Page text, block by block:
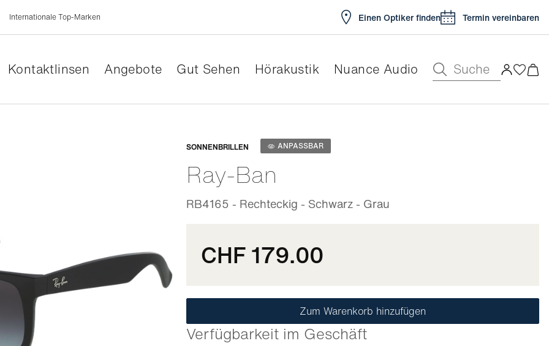
Internationale Top-Marken Einen Optiker finden Termin vereinbaren
Kontaktlinsen Angebote Gut Sehen Hörakustik Nuance Audio Suche
SONNENBRILLEN ANPASSBAR
Ray-Ban
RB4165 - Rechteckig - Schwarz - Grau
Anpassbar
CHF 179.00
Zum Warenkorb hinzufügen
Verfügbarkeit im Geschäft